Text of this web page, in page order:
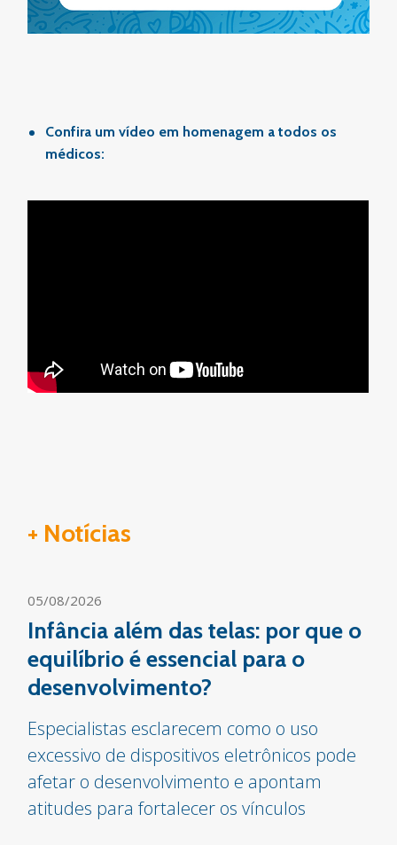
Confira um vídeo em homenagem a todos os
médicos:
+ Notícias
05/08/2026
Infância além das telas: por que o
equilíbrio é essencial para o
desenvolvimento?
Especialistas esclarecem como o uso
excessivo de dispositivos eletrônicos pode
afetar o desenvolvimento e apontam
atitudes para fortalecer os vínculos